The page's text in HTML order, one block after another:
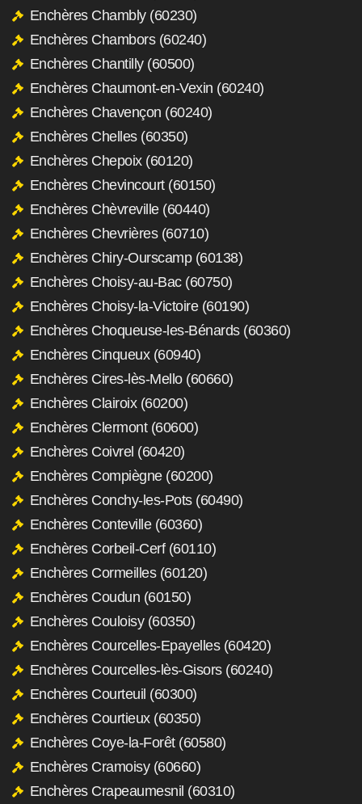
Enchères Chambly (60230)
Enchères Chambors (60240)
Enchères Chantilly (60500)
Enchères Chaumont-en-Vexin (60240)
Enchères Chavençon (60240)
Enchères Chelles (60350)
Enchères Chepoix (60120)
Enchères Chevincourt (60150)
Enchères Chèvreville (60440)
Enchères Chevrières (60710)
Enchères Chiry-Ourscamp (60138)
Enchères Choisy-au-Bac (60750)
Enchères Choisy-la-Victoire (60190)
Enchères Choqueuse-les-Bénards (60360)
Enchères Cinqueux (60940)
Enchères Cires-lès-Mello (60660)
Enchères Clairoix (60200)
Enchères Clermont (60600)
Enchères Coivrel (60420)
Enchères Compiègne (60200)
Enchères Conchy-les-Pots (60490)
Enchères Conteville (60360)
Enchères Corbeil-Cerf (60110)
Enchères Cormeilles (60120)
Enchères Coudun (60150)
Enchères Couloisy (60350)
Enchères Courcelles-Epayelles (60420)
Enchères Courcelles-lès-Gisors (60240)
Enchères Courteuil (60300)
Enchères Courtieux (60350)
Enchères Coye-la-Forêt (60580)
Enchères Cramoisy (60660)
Enchères Crapeaumesnil (60310)